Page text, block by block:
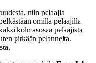
niin pelaajia
omilla pelaajilla
kolmasosaa pelaajista
pitkään pelanneita.